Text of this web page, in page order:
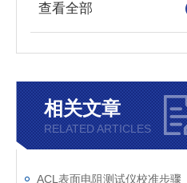
查看全部
相关文章
RELATED ARTICLES
ACL表面电阻测试仪校准步骤